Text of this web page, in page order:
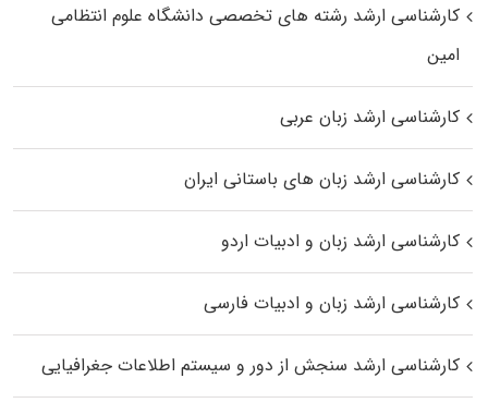
کارشناسی ارشد رﺷﺘﻪ ﻫﺎی تخصصی داﻧﺸﮕﺎه ﻋﻠﻮم انتظامی
اﻣﻴﻦ
کارشناسی ارشد زبان عربی
کارشناسی ارشد زبان‌ های باستانی ایران
کارشناسی ارشد زبان و ادبیات اردو
کارشناسی ارشد زبان و ادبیات فارسی
کارشناسی ارشد سنجش از دور و سیستم اطلاعات جغرافیایی